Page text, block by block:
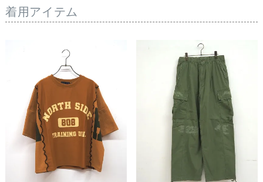
着用アイテム